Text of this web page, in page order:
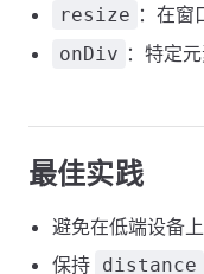
resize ：在窗
onDiv ：特定
最佳实践
避免在低端设备
保持 distance